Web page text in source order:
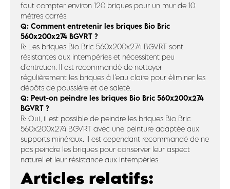
faut compter environ 120 briques pour un mur de 10
mètres carrés.
Q: Comment entretenir les briques Bio Bric
560x200x274 BGVRT ?
R: Les briques Bio Bric 560x200x274 BGVRT sont
résistantes aux intempéries et nécessitent peu
d’entretien. Il est recommandé de nettoyer
régulièrement les briques à l’eau claire pour éliminer les
dépôts de poussière et de saleté.
Q: Peut-on peindre les briques Bio Bric 560x200x274
BGVRT ?
R: Oui, il est possible de peindre les briques Bio Bric
560x200x274 BGVRT avec une peinture adaptée aux
supports minéraux. Il est cependant recommandé de ne
pas peindre les briques pour conserver leur aspect
naturel et leur résistance aux intempéries.
Articles relatifs: